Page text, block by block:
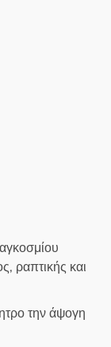
ραπτικής και
την άψογη